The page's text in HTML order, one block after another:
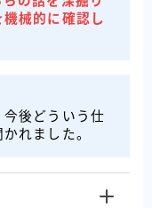
械的に確認し
今後どういう仕
れました。